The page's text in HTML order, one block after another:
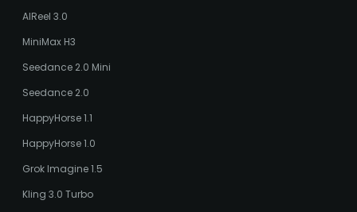
AIReel 3.0
MiniMax H3
Seedance 2.0 Mini
Seedance 2.0
HappyHorse 1.1
HappyHorse 1.0
Grok Imagine 1.5
Kling 3.0 Turbo